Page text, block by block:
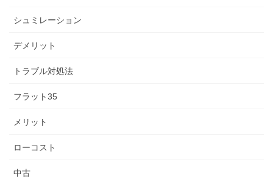
シュミレーション
デメリット
トラブル対処法
フラット35
メリット
ローコスト
中古